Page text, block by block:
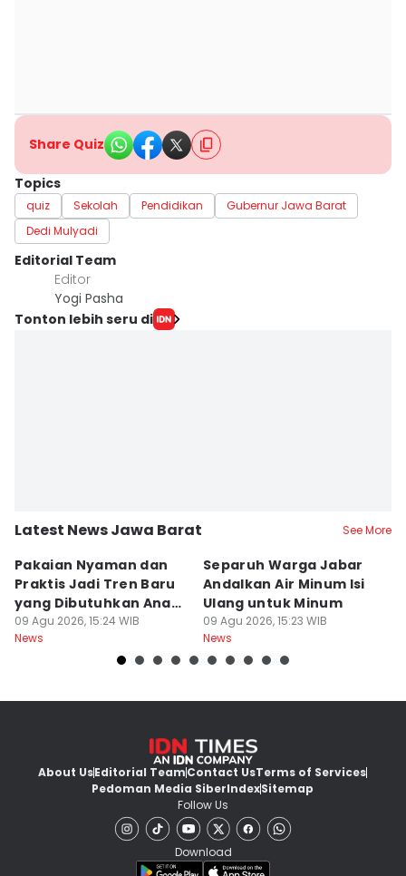
Share Quiz
Topics
quiz Sekolah Pendidikan
Gubernur Jawa Barat
Dedi Mulyadi
Editorial Team
Editor
Yogi Pasha
Tonton lebih seru di
Latest News Jawa Barat See More
Pakaian Nyaman dan
Praktis Jadi Tren Baru
yang Dibutuhkan Anak
Muda
09 Agu 2026, 15:24 WIB
News
Separuh Warga Jabar
Andalkan Air Minum Isi
Ulang untuk Minum
09 Agu 2026, 15:23 WIB
News
About UsEditorial TeamContact UsTerms of Services
Pedoman Media SiberIndexSitemap
Follow Us
Download